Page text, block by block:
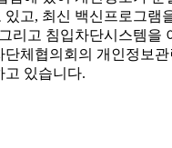
고, 최신 백신프로그
리고 침입차단시스템
체협의회의 개인정보
고 있습니다.